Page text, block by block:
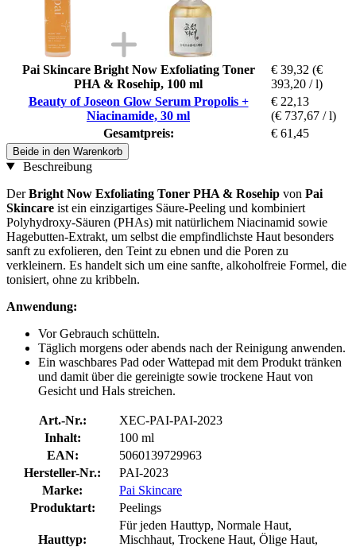
Pai Skincare Bright Now Exfoliating Toner
PHA & Rosehip, 100 ml
€ 39,32 (€
393,20 / l)
Beauty of Joseon Glow Serum Propolis +
Niacinamide, 30 ml
€ 22,13
(€ 737,67 / l)
Gesamtpreis:
€ 61,45
Beide in den Warenkorb
Beschreibung
DerBright Now Exfoliating Toner PHA & Rosehip von Pai
Skincare ist ein einzigartiges Säure-Peeling und kombiniert
Polyhydroxy-Säuren (PHAs) mit natürlichem Niacinamid sowie
Hagebutten-Extrakt, um selbst die empfindlichste Haut besonders
sanft zu exfolieren, den Teint zu ebnen und die Poren zu
verkleinern. Es handelt sich um eine sanfte, alkoholfreie Formel, die
tonisiert, ohne zu kribbeln.
Anwendung:
Vor Gebrauch schütteln.
Täglich morgens oder abends nach der Reinigung anwenden.
Ein waschbares Pad oder Wattepad mit dem Produkt tränken
und damit über die gereinigte sowie trockene Haut von
Gesicht und Hals streichen.
Art.-Nr.:
XEC-PAI-PAI-2023
Inhalt:
100 ml
EAN:
5060139729963
Hersteller-Nr.:
PAI-2023
Marke:
Pai Skincare
Produktart:
Peelings
Hauttyp:
Für jeden Hauttyp, Normale Haut,
Mischhaut, Trockene Haut, Ölige Haut,